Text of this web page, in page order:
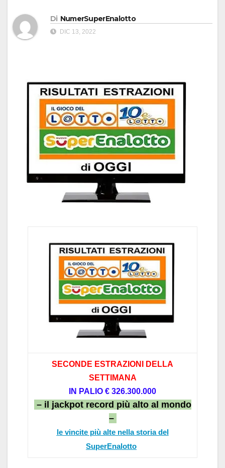
Di NumerSuperEnalotto
DIC 13, 2022
SECONDE ESTRAZIONI DELLA
SETTIMANA
IN PALIO € 326.300.000
– il jackpot record più alto al mondo
–
le vincite più alte nella storia del
SuperEnalotto